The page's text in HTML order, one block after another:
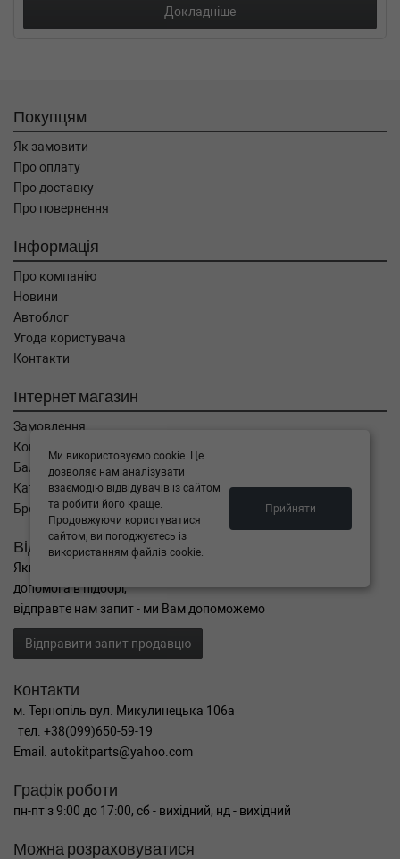
Докладніше
Покупцям
Як замовити
Про оплату
Про доставку
Про повернення
Інформація
Про компанію
Новини
Автоблог
Угода користувача
Контакти
Інтернет магазин
Замовлення
Кошик
Баланс
Каталог товарів
Бренди
Відправити запит
Якщо Ви не знайшли потрібні запчастини, або Вам потрібна
допомога в підборі,
відправте нам запит - ми Вам допоможемо
Відправити запит продавцю
Контакти
м. Тернопіль вул. Микулинецька 106а
тел. +38(099)650-59-19
Email. autokitparts@yahoo.com
Графік роботи
пн-пт з 9:00 до 17:00, сб - вихідний, нд - вихідний
Можна розраховуватися
Ми використовуємо cookie. Це
дозволяє нам аналізувати
взаємодію відвідувачів із сайтом
та робити його краще.
Продовжуючи користуватися
сайтом, ви погоджуєтесь із
використанням файлів cookie.
Прийняти